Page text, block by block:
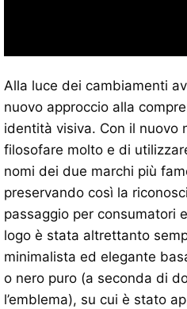
Alla luce dei cambiamenti
nuovo approccio alla
identità visiva. Con il nuovo
filosofare molto e di
nomi dei due marchi più
preservando così la
passaggio per consumatori
logo è stata altrettanto
minimalista ed elegante
o nero puro (a seconda di
l’emblema), su cui è stato